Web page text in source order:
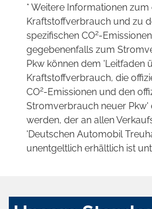
* Weitere Informationen zum
Kraftstoffverbrauch und zu
spezifischen CO2-
gegebenenfalls zum
Pkw können dem 'Leitfaden
Kraftstoffverbrauch, die
CO2-Emissionen und den
Stromverbrauch neuer Pkw'
werden, der an allen
'Deutschen Automobil
unentgeltlich erhältlich ist